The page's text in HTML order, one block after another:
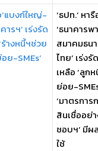
‘แบงก์ใหญ่-
รฯ’ เร่งรัด
างหนี้ฯช่วย
ย-SMEs’
‘ธปท.’ หารื
‘ธนาคาร
สมาคมธน
ไทย’ เร่ง
เหลือ ‘ลูก
ย่อย-
‘มาตรการ
สินเชื่ออย่
ชอบฯ’ มี
ใช้